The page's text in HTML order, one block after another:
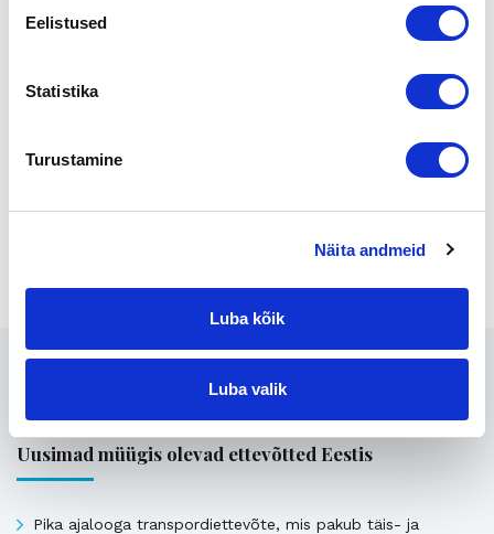
Eelistused
Statistika
Turustamine
Näita andmeid
Luba kõik
Luba valik
Tel010 2864 026
Seotud
Uusimad müügis olevad ettevõtted Eestis
Pika ajalooga transpordiettevõte, mis pakub täis- ja